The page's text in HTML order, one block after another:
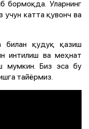
бормоқда. Уларнинг
катта қувонч ва
билан қудуқ қазиш
интилиш ва меҳнат
мумкин. Биз эса бу
тайёрмиз.